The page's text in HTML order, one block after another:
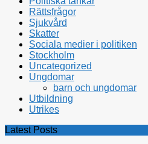
Rättsfrågor
Sjukvård
Skatter
Sociala medier i politiken
Stockholm
Uncategorized
Ungdomar
barn och ungdomar
Utbildning
Utrikes
Latest Posts